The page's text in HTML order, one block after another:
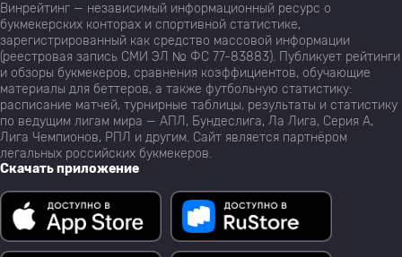
Винрейтинг — независимый информационный ресурс о
букмекерских конторах и спортивной статистике,
зарегистрированный как средство массовой информации
(реестровая запись СМИ ЭЛ № ФС 77-83883). Публикует рейтинги
и обзоры букмекеров, сравнения коэффициентов, обучающие
материалы для беттеров, а также футбольную статистику:
расписание матчей, турнирные таблицы, результаты и статистику
по ведущим лигам мира — АПЛ, Бундеслига, Ла Лига, Серия А,
Лига Чемпионов, РПЛ и другим. Сайт является партнёром
легальных российских букмекеров.
Скачать приложение